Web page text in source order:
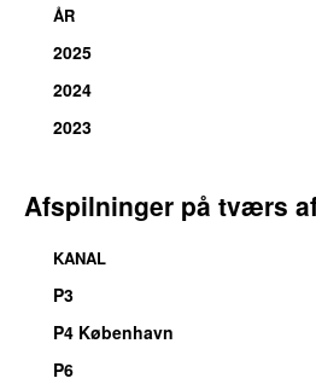
ÅR
2025
2024
2023
Afspilninger på tværs
KANAL
P3
P4 København
P6